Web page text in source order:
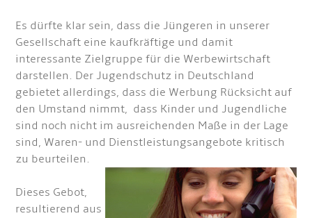
Es dürfte klar sein, dass die Jüngeren in unserer
Gesellschaft eine kaufkräftige und damit
interessante Zielgruppe für die Werbewirtschaft
darstellen. Der Jugendschutz in Deutschland
gebietet allerdings, dass die Werbung Rücksicht auf
den Umstand nimmt, dass Kinder und Jugendliche
sind noch nicht im ausreichenden Maße in der Lage
sind, Waren- und Dienstleistungsangebote kritisch
zu beurteilen.
Dieses Gebot,
resultierend aus